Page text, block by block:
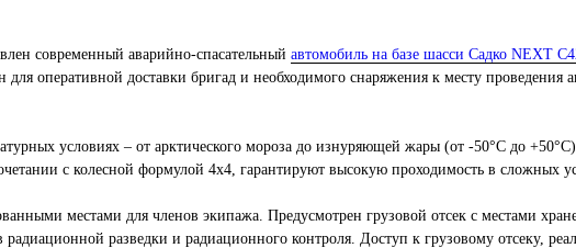
современный аварийно-спасательный автомобиль на базе шасси Садко NEXT
оперативной доставки бригад и необходимого снаряжения к месту проведения
условиях – от арктического мороза до изнуряющей жары (от -50°C до
с колесной формулой 4х4, гарантируют высокую проходимость в сложных
местами для членов экипажа. Предусмотрен грузовой отсек с местами
разведки и радиационного контроля. Доступ к грузовому отсеку,